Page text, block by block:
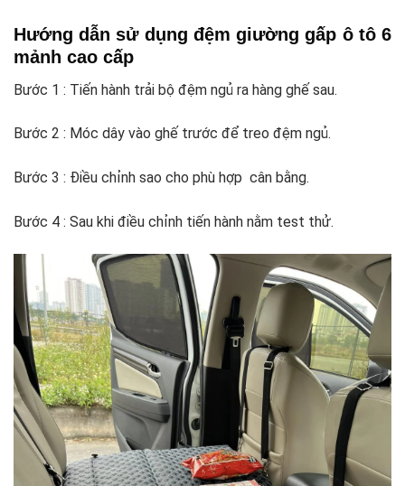
Hướng dẫn sử dụng đệm giường gấp ô tô 6
mảnh cao cấp
Bước 1 : Tiến hành trải bộ đệm ngủ ra hàng ghế sau.
Bước 2 : Móc dây vào ghế trước để treo đệm ngủ.
Bước 3 : Điều chỉnh sao cho phù hợp cân bằng.
Bước 4 : Sau khi điều chỉnh tiến hành nằm test thử.